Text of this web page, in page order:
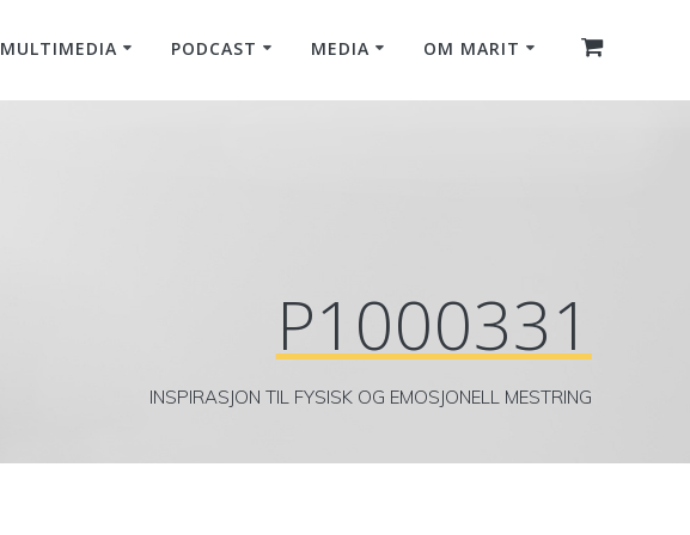
MULTIMEDIA PODCAST MEDIA OM MARIT
P1000331
INSPIRASJON TIL FYSISK OG EMOSJONELL MESTRING